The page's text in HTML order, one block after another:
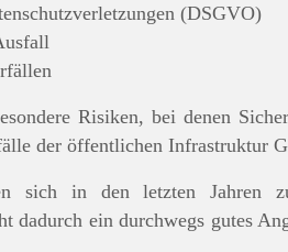
(DSGVO)
Risiken, bei denen
der öffentlichen Infrastruktur
sich in den letzten Jahren
dadurch ein durchwegs gutes